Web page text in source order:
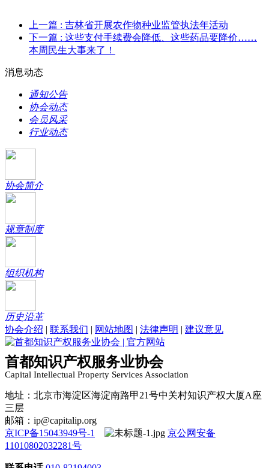
上一篇 : 吉林省开展农作物种业监管执法年活动
下一篇 : 这些支付手续费会降低、这些药品要降价……
本周民生大事来了！
消息动态
通知公告
协会动态
会员风采
行业动态
协会简介
规章制度
组织机构
历史沿革
协会介绍 | 联系我们 | 网站地图 | 法律声明 | 建议意见
首都知识产权服务业协会
Capital Intellectual Property Services Association
地址：北京市海淀区海淀南路甲21号中关村知识产权大厦A座
三层
邮箱：ip@capitalip.org
京ICP备15043949号-1
京公网安备
11010802032281号